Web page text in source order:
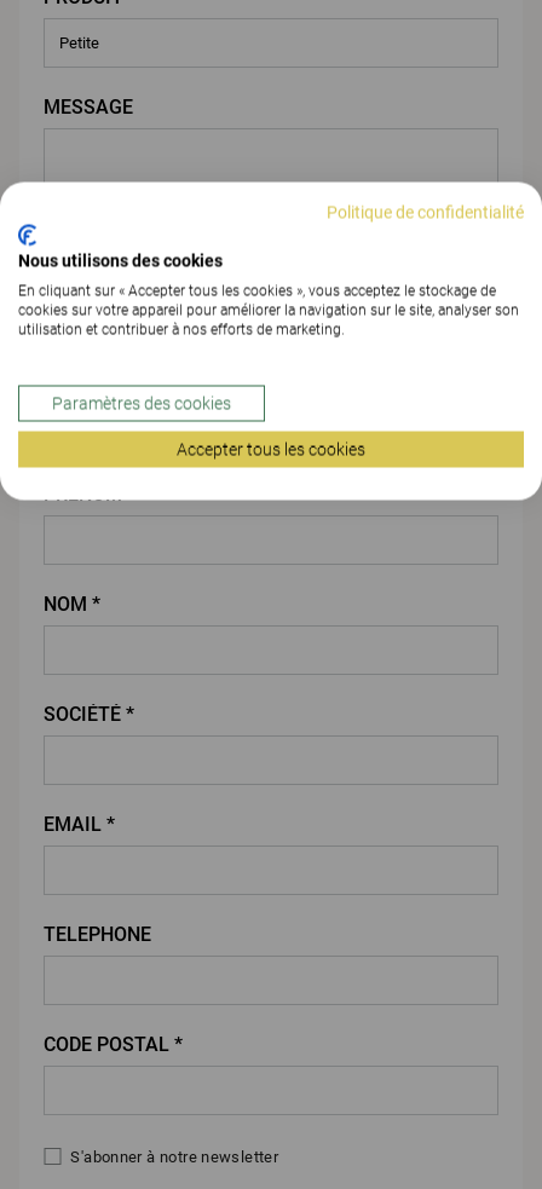
MESSAGE
PIÈCE JOINTE
Vos coordonnées
NOM *
SOCIÉTÉ *
EMAIL *
TELEPHONE
CODE POSTAL *
S'abonner à notre newsletter
Politique de confidentialité
Nous utilisons des cookies
En cliquant sur « Accepter tous les cookies », vous acceptez le stockage de
cookies sur votre appareil pour améliorer la navigation sur le site, analyser son
utilisation et contribuer à nos efforts de marketing.
Paramètres des cookies
Accepter tous les cookies